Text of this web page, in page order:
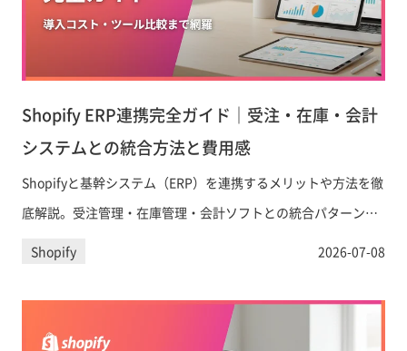
Shopify ERP連携完全ガイド｜受注・在庫・会計
システムとの統合方法と費用感
Shopifyと基幹システム（ERP）を連携するメリットや方法を徹
底解説。受注管理・在庫管理・会計ソフトとの統合パターン、
日本向けの主要ツール比較、導入コストの目安まで、EC事業の
Shopify 2026-07-08